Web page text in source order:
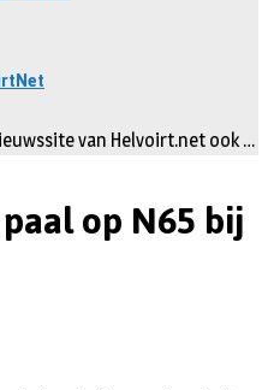
van Helvoirt.net ook …
op N65 bij